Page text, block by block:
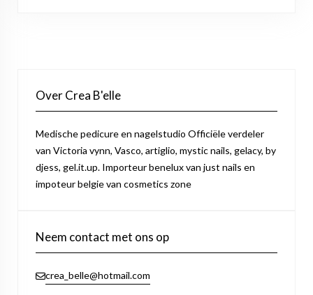
Over Crea B'elle
Medische pedicure en nagelstudio Officiële verdeler
van Victoria vynn, Vasco, artiglio, mystic nails, gelacy, by
djess, gel.it.up. Importeur benelux van just nails en
impoteur belgie van cosmetics zone
Neem contact met ons op
crea_belle@hotmail.com